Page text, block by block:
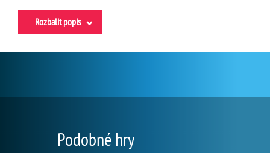
Rozbalit popis
Podobné hry